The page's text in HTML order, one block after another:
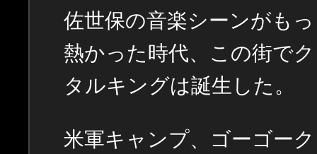
佐世保の音楽シーンがも
熱かった時代、この街で
タルキングは誕生した。
米軍キャンプ、ゴーゴー